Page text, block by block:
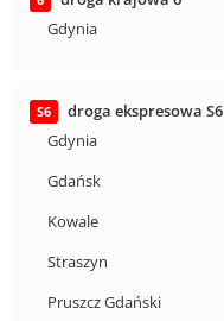
Gdynia
S6
droga ekspresowa S6
Gdynia
Gdańsk
Kowale
Straszyn
Pruszcz Gdański